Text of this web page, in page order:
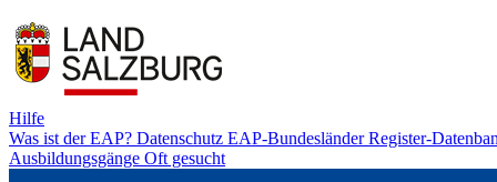
Hilfe
Was ist der EAP? Datenschutz EAP-BundesländerRegister-
Ausbildungsgänge Oft gesucht